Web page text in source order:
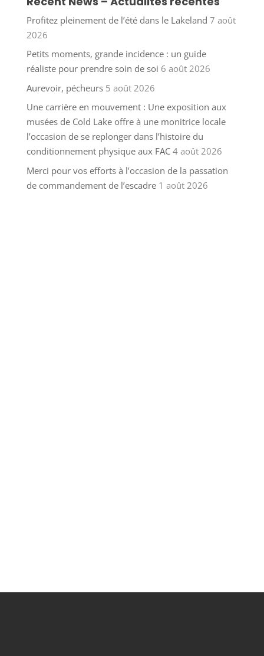
Profitez pleinement de l’été dans le Lakeland 7 août
2026
Petits moments, grande incidence : un guide
réaliste pour prendre soin de soi 6 août 2026
Aurevoir, pécheurs 5 août 2026
Une carrière en mouvement : Une exposition aux
musées de Cold Lake offre à une monitrice locale
l’occasion de se replonger dans l’histoire du
conditionnement physique aux FAC 4 août 2026
Merci pour vos efforts à l’occasion de la passation
de commandement de l’escadre 1 août 2026